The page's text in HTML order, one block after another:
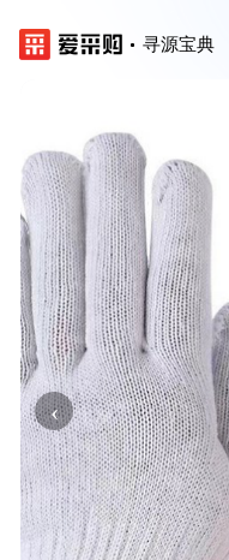
寻源宝典
‹